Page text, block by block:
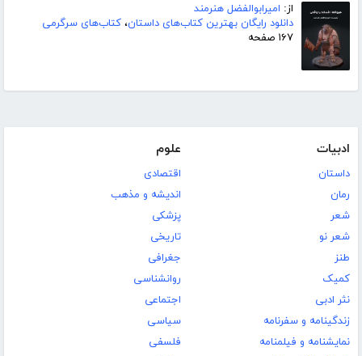
از: امیرابوالفضل هنرمند
دانلود رایگان بهترین کتاب‌های داستان، کتاب‌های سرگرمی
۱۶۷ صفحه
ادبیات
داستان
رمان
شعر
شعر نو
طنز
کمیک
نثر ادبی
زندگینامه و سفرنامه
نمایشنامه و فیلمنامه
علوم
اقتصادی
اندیشه و مذهب
پزشکی
تاریخی
جغرافی
روانشناسی
اجتماعی
سیاسی
فلسفی